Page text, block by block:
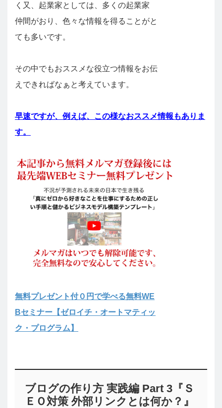
く又、起業家としては、多くの起業家
仲間がおり、色々な情報を得ることがと
ても多いです。
その中でもおススメな役立つ情報をお伝
えできればなぁと考えています。
早速ですが、例えば、この様なおススメ情報もありま
す。
無料プレゼント付０円で学べる無料WE
Bセミナー【ゼロイチ・オートマティッ
ク・プログラム】
ブログの作り方 実践編 Part 3『Ｓ
ＥＯ対策 外部リンクとは何か？』